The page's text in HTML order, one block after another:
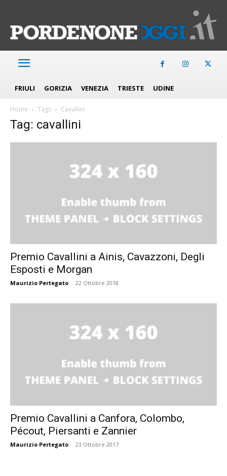
FRIULI GORIZIA VENEZIA TRIESTE UDINE
Home Tags Cavallini
Tag: cavallini
Premio Cavallini a Ainis, Cavazzoni, Degli
Esposti e Morgan
Maurizio Pertegato - 22 Ottobre 2018
Premio Cavallini a Canfora, Colombo,
Pécout, Piersanti e Zannier
Maurizio Pertegato - 23 Ottobre 2017